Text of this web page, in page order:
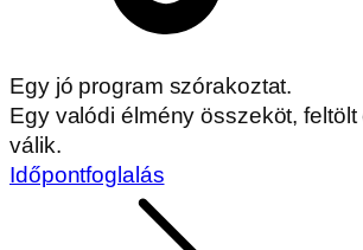
Egy jó program szórakoztat.
Egy valódi élmény összeköt,
válik.
Időpontfoglalás